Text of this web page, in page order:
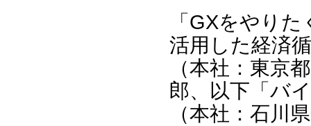
「GXをやり
活用した経済
（本社：東京
郎、以下「バ
（本社：石川